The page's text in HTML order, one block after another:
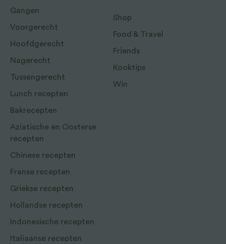
Gangen
Voorgerecht
Hoofdgerecht
Nagerecht
Tussengerecht
Lunch recepten
Bakrecepten
Aziatische en Oosterse
recepten
Chinese recepten
Franse recepten
Griekse recepten
Hollandse recepten
Indonesische recepten
Italiaanse recepten
Shop
Food & Travel
Friends
Kooktips
Win